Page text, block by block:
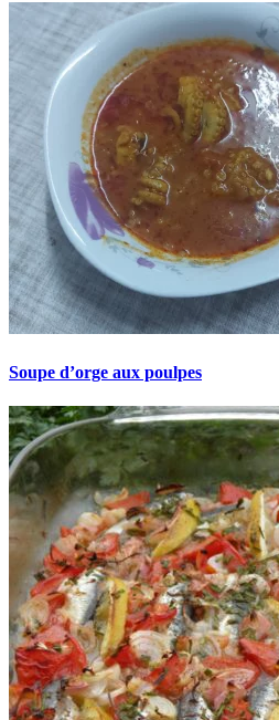
Soupe d’orge aux poulpes